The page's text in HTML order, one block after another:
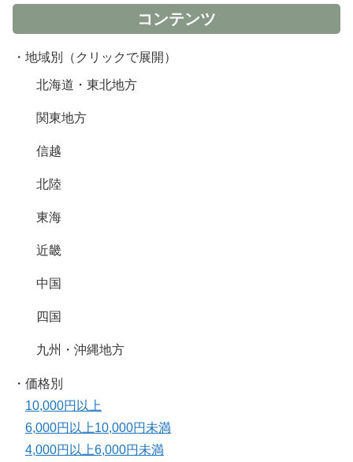
コンテンツ
・地域別（クリックで展開）
北海道・東北地方
関東地方
信越
北陸
東海
近畿
中国
四国
九州・沖縄地方
・価格別
10,000円以上
6,000円以上10,000円未満
4,000円以上6,000円未満